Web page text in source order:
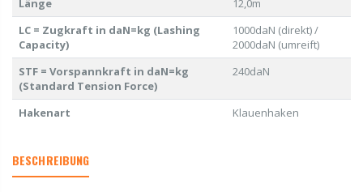
LC = Zugkraft in daN=kg (Lashing
Capacity)
1000daN (direkt) /
2000daN (umreift)
STF = Vorspannkraft in daN=kg
(Standard Tension Force)
240daN
Hakenart Klauenhaken
BESCHREIBUNG